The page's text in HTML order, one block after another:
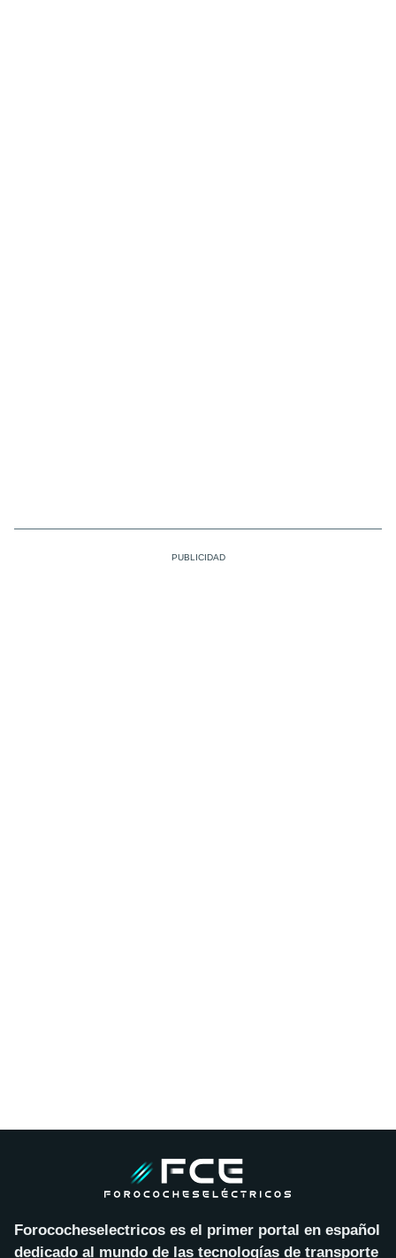
Forococheselectricos es el primer portal en español
dedicado al mundo de las tecnologías de transporte